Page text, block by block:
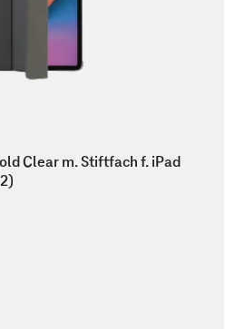
Clear m. Stiftfach f. iPad